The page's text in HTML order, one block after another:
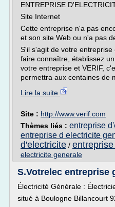
ENTREPRISE
Site Internet
Cette entreprise n'a pas
et son site Web ou n'a pas
S'il s'agit de votre
faire connaître, établissez
votre entreprise et VERIF,
permettra aux centaines de
Lire la suite
Site : http://www.verif.com
Thèmes liés : entreprise
entreprise d electricite
d'electricite /
electricite generale
S.Votrelec entreprise
Électricité Générale :
situé à Boulogne Billancourt